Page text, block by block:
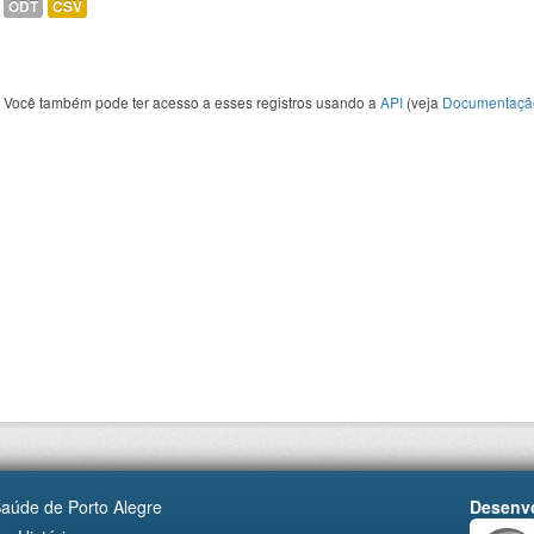
ODT CSV
Você também pode ter acesso a esses registros usando a API (veja
de Porto Alegre